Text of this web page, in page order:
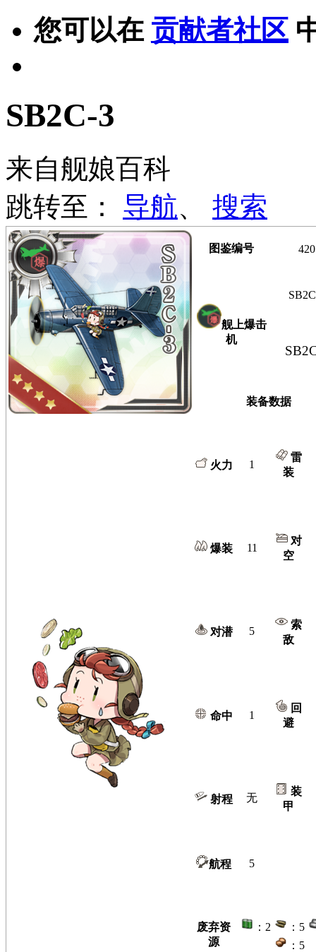
您可以在 贡献者社区
SB2C-3
来自舰娘百科
跳转至： 导航、 搜索
图鉴编号 420
舰上爆击
机
装备数据
火力 1
雷
装
爆装 11
对
空
对潜 5
索
敌
命中 1
回
避
射程 无
装
甲
航程 5
废弃资
源
：2
：5
：5